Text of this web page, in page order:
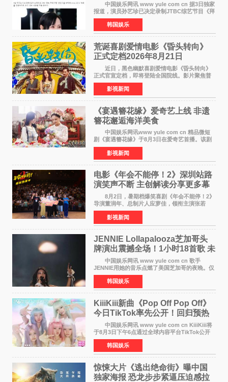
中国娱乐网讯 www yule com cn 据3日独家
报道，演员孙艺珍已决定录制JTBC综艺节目《拜
托了冰箱》，目前正在协调具体细节。这是孙艺
珍首次公开个人冰箱，也是她婚后首次以玄彬的
妻子身份参与
韩国娱乐
荒诞喜剧爱情电影《昏头转向》
正式定档2026年8月21日
近日，黑色幽默喜剧爱情电影《昏头转向》
正式官宣定档，即将登陆全国院线。影片聚焦普
通人的荒诞生活，以戏谑诙谐的镜头语言、反转
不断的剧情，融合爆笑喜剧与细腻爱情元素，打
造出一部接地气
影视新闻
《宴遇簪花缘》爱奇艺上线 非遗
簪花邂逅海洋美食
中国娱乐网讯www yule com cn 精品微短
剧《宴遇簪花缘》于8月3日在爱奇艺首播。该剧
是泉州荣膺世界美食之都后推出的首部美食主题
文旅微短剧，实力派演员孙茜特别出演簪花非遗
传承人，她曾参演
影视新闻
电影《年会不能停！2》深圳站路
演笑声不断 主创解读分享更多幕
后创作
8月2日，暑期档爆笑喜剧《年会不能停！2》
导演董润年、总制片人应萝佳，领衔主演张若
昀、白客，主演酷酷的滕出席深圳路演，与观众
近距离趣味互动，畅聊创作细节与名场面，一路
笑声不断。影片讲
影视新闻
JENNIE Lollapalooza芝加哥头
牌演出震撼全场！1小时18首歌 未
发行新曲首度公开
中国娱乐网讯 www yule com cn 歌手
JENNIE用她的音乐点燃了美国芝加哥的夜晚。仅
需1小时，就足以证明K-pop女性solo艺人首次登
上Lollapalooza这一头衔的分量。她向世人展示
了为何自己能作为世
韩国娱乐
KiiiKiii新曲《Pop Off Pop Off》
今日TikTok率先公开！回归预热
全面启动
中国娱乐网讯 www yule com cn KiiiKiii将
于8月3日下午6点通过全球内容平台TikTok公开
将于10日发行的迷你三辑《WhyKiiiKiii》主打歌
〈Pop Off Pop Off〉的挑战视频，率先公开部分
音源和亮
韩国娱乐
惊悚大片《逃出绝命街》曝中国
独家海报 恐龙步步紧逼压迫感拉